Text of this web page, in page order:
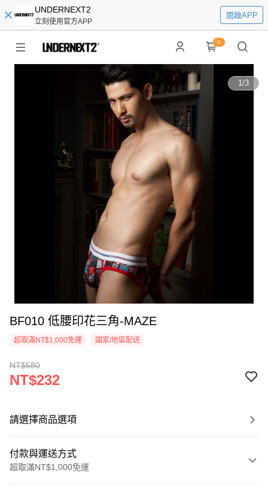
UNDERNEXT2
立刻使用官方APP
開啟APP
0
1/3
BF010 低腰印花三角-MAZE
超取滿NT$1,000免運 國家/地區配送
NT$580
NT$232
請選擇商品選項
付款與運送方式
超取滿NT$1,000免運